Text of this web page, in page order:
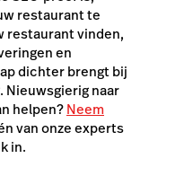
restaurant te
restaurant vinden,
en
dichter brengt bij
naar
helpen?Neem
van onze experts
in.